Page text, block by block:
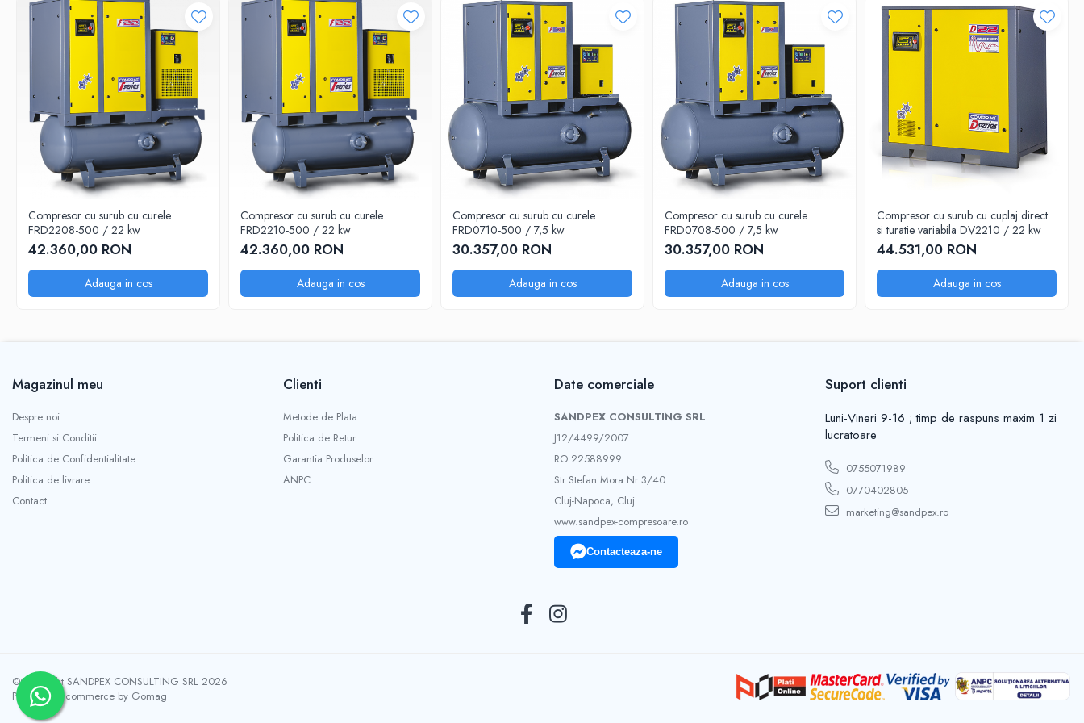
Compresor cu surub cu curele
FRD2208-500 / 22 kw
42.360,00 RON
Adauga in cos
Compresor cu surub cu curele
FRD2210-500 / 22 kw
42.360,00 RON
Adauga in cos
Compresor cu surub cu curele
FRD0710-500 / 7,5 kw
30.357,00 RON
Adauga in cos
Compresor cu surub cu curele
FRD0708-500 / 7,5 kw
30.357,00 RON
Adauga in cos
Compresor cu surub cu cuplaj direct
si turatie variabila DV2210 / 22 kw
44.531,00 RON
Adauga in cos
Magazinul meu
Despre noi
Termeni si Conditii
Politica de Confidentialitate
Politica de livrare
Contact
Clienti
Metode de Plata
Politica de Retur
Garantia Produselor
ANPC
Date comerciale
SANDPEX CONSULTING SRL
J12/4499/2007
RO 22588999
Str Stefan Mora Nr 3/40
Cluj-Napoca, Cluj
www.sandpex-compresoare.ro
Contacteaza-ne
Suport clienti
Luni-Vineri 9-16 ; timp de raspuns maxim 1 zi
lucratoare
0755071989
0770402805
marketing@sandpex.ro
©Copyright SANDPEX CONSULTING SRL 2026
Platforma E-commerce by Gomag